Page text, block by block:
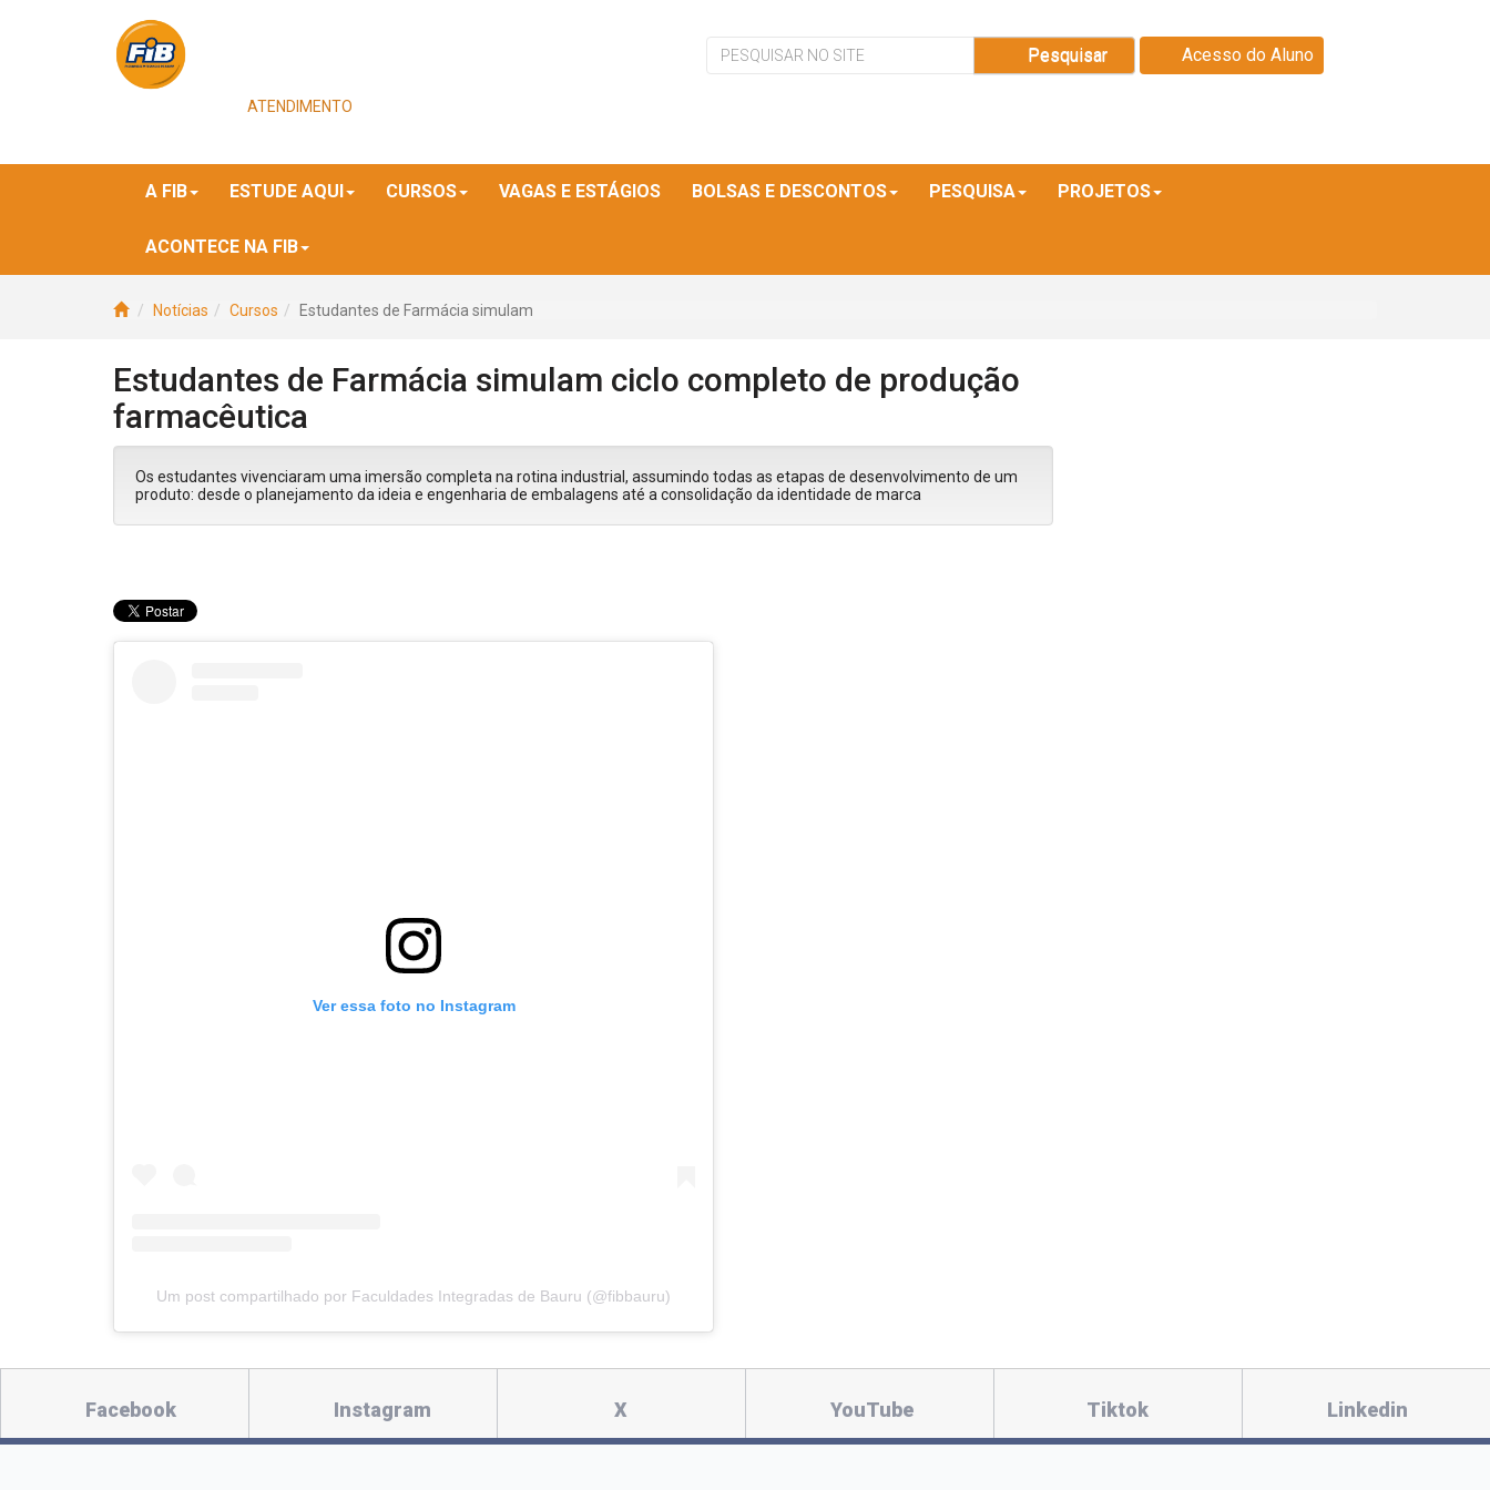
ATENDIMENTO
Pesquisar Acesso do Aluno
A FIB ESTUDE AQUI CURSOS VAGAS E ESTÁGIOS BOLSAS E DESCONTOS PESQUISA PROJETOS
ACONTECE NA FIB
Notícias Cursos Estudantes de Farmácia simulam
Estudantes de Farmácia simulam ciclo completo de produção
farmacêutica
Os estudantes vivenciaram uma imersão completa na rotina industrial, assumindo todas as etapas de desenvolvimento de um
produto: desde o planejamento da ideia e engenharia de embalagens até a consolidação da identidade de marca
Ver essa foto no Instagram
Um post compartilhado por Faculdades Integradas de Bauru (@fibbauru)
Facebook Instagram X YouTube Tiktok Linkedin